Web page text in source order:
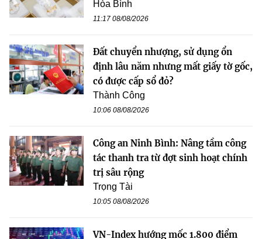
Hòa Bình
11:17 08/08/2026
Đất chuyển nhượng, sử dụng ổn
định lâu năm nhưng mất giấy tờ gốc,
có được cấp sổ đỏ?
Thành Công
10:06 08/08/2026
Công an Ninh Bình: Nâng tầm công
tác thanh tra từ đợt sinh hoạt chính
trị sâu rộng
Trọng Tài
10:05 08/08/2026
VN-Index hướng mốc 1.800 điểm